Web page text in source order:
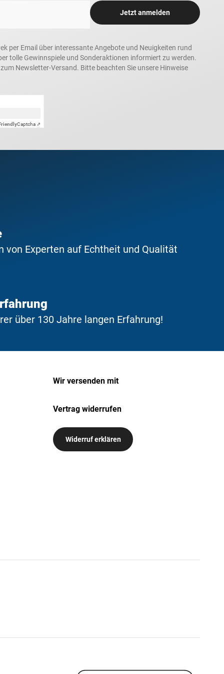
Jetzt anmelden
per Email über interessante Angebote und Neuigkeiten rund
tolle Gewinnspiele und Sonderaktionen informiert zu werden.
Newsletter-Versand. Bitte beachten Sie unsere Hinweise
Captcha ⇗
von Experten auf Echtheit und Qualität
über 130 Jahre langen Erfahrung!
Wir versenden mit
Vertrag widerrufen
Widerruf erklären